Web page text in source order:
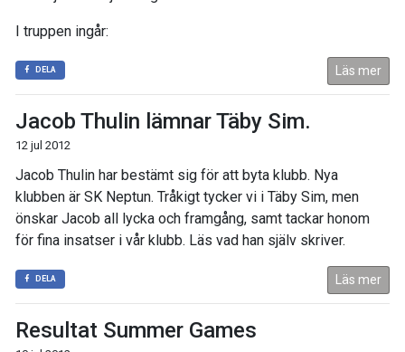
I truppen ingår:
DELA Läs mer
Jacob Thulin lämnar Täby Sim.
12 jul 2012
Jacob Thulin har bestämt sig för att byta klubb. Nya
klubben är SK Neptun. Tråkigt tycker vi i Täby Sim, men
önskar Jacob all lycka och framgång, samt tackar honom
för fina insatser i vår klubb. Läs vad han själv skriver.
DELA Läs mer
Resultat Summer Games